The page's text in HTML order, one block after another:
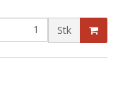
Stk